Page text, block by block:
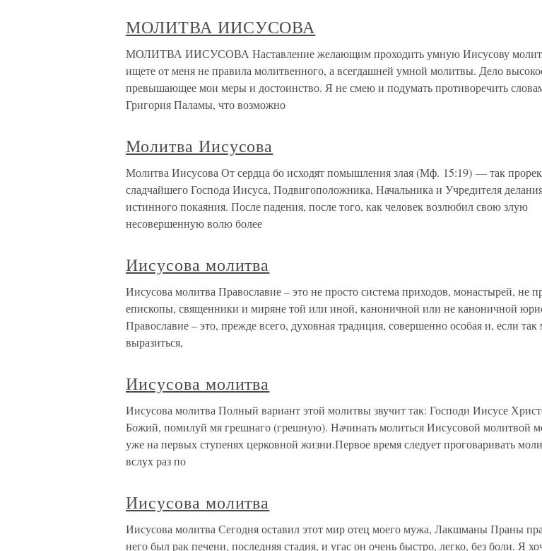
МОЛИТВА ИИСУСОВА
МОЛИТВА ИИСУСОВА Наставление желающим проходить умную Иисусову
ищете от меня не правила молитвенного, а всегдашней умной молитвы. Дело
превышающее мои меры и достоинство. Я не смею и подумать противоречить
Григория Паламы, что возможно
Молитва Иисусова
Молитва Иисусова От сердца бо исходят помышления злая (Мф. 15:19) — так
сладчайшего Господа Иисуса, Подвигоположника, Начальника и Учредителя
истинного покаяния. После падения, после того, как человек возлюбил свою злую
несовершенную волю более
Иисусова молитва
Иисусова молитва Православие – это не просто система приходов, монастырей, не
епископы, священники и миряне той или иной, каноничной или не каноничной
Православие – это, прежде всего, духовная традиция, совершенно особая и, если
выразиться,
Иисусова молитва
Иисусова молитва Полный вариант этой молитвы звучит так: Господи Иисусе
Божий, помилуй мя грешнаго (грешную). Начинать молиться Иисусовой молитвой
уже на первых ступенях церковной жизни.Первое время следует проговаривать
вслух раз по
Иисусова молитва
Иисусова молитва Сегодня оставил этот мир отец моего мужа, Лакшманы Праны
него был рак печени, последняя стадия, и угас он очень быстро, легко, без боли. Я